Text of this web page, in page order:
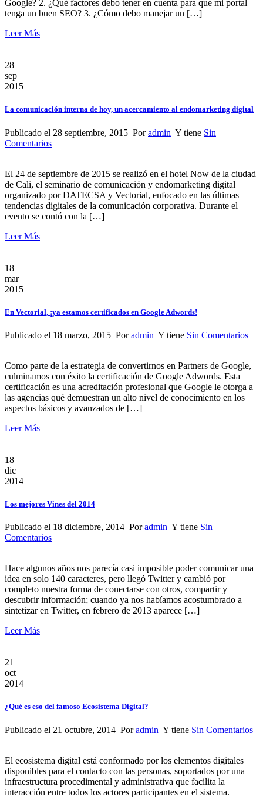
Google? 2. ¿Qué factores debo tener en cuenta para que mi portal
tenga un buen SEO? 3. ¿Cómo debo manejar un […]
Leer Más
28
sep
2015
La comunicación interna de hoy, un acercamiento al endomarketing digital
Publicado el 28 septiembre, 2015 Poradmin Y tiene Sin
Comentarios
El 24 de septiembre de 2015 se realizó en el hotel Now de la ciudad
de Cali, el seminario de comunicación y endomarketing digital
organizado por DATECSA y Vectorial, enfocado en las últimas
tendencias digitales de la comunicación corporativa. Durante el
evento se contó con la […]
Leer Más
18
mar
2015
En Vectorial, ¡ya estamos certificados en Google Adwords!
Publicado el 18 marzo, 2015 Poradmin Y tiene Sin Comentarios
Como parte de la estrategia de convertirnos en Partners de Google,
culminamos con éxito la certificación de Google Adwords. Esta
certificación es una acreditación profesional que Google le otorga a
las agencias qué demuestran un alto nivel de conocimiento en los
aspectos básicos y avanzados de […]
Leer Más
18
dic
2014
Los mejores Vines del 2014
Publicado el 18 diciembre, 2014 Poradmin Y tiene Sin
Comentarios
Hace algunos años nos parecía casi imposible poder comunicar una
idea en solo 140 caracteres, pero llegó Twitter y cambió por
completo nuestra forma de conectarse con otros, compartir y
descubrir información; cuando ya nos habíamos acostumbrado a
sintetizar en Twitter, en febrero de 2013 aparece […]
Leer Más
21
oct
2014
¿Qué es eso del famoso Ecosistema Digital?
Publicado el 21 octubre, 2014 Poradmin Y tiene Sin Comentarios
El ecosistema digital está conformado por los elementos digitales
disponibles para el contacto con las personas, soportados por una
infraestructura procedimental y administrativa que facilita la
interacción entre todos los actores participantes en el sistema.